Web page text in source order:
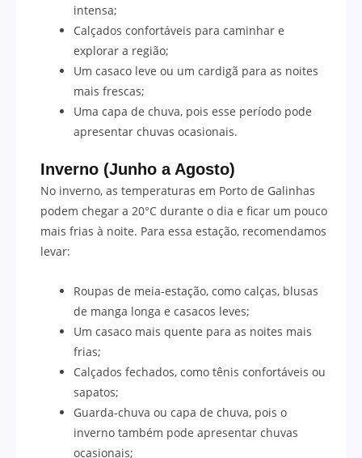
intensa;
Calçados confortáveis para caminhar e
explorar a região;
Um casaco leve ou um cardigã para as noites
mais frescas;
Uma capa de chuva, pois esse período pode
apresentar chuvas ocasionais.
Inverno (Junho a Agosto)
No inverno, as temperaturas em Porto de Galinhas
podem chegar a 20°C durante o dia e ficar um pouco
mais frias à noite. Para essa estação, recomendamos
levar:
Roupas de meia-estação, como calças, blusas
de manga longa e casacos leves;
Um casaco mais quente para as noites mais
frias;
Calçados fechados, como tênis confortáveis ou
sapatos;
Guarda-chuva ou capa de chuva, pois o
inverno também pode apresentar chuvas
ocasionais;